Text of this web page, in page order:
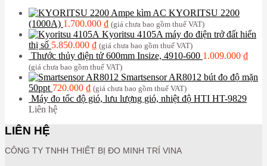
Ampe kìm AC KYORITSU 2200
(1000A) 1.700.000 ₫ (giá chưa bao gồm thuế VAT)
Kyoritsu 4105A máy đo điện trở đất hiển
thị số 5.850.000 ₫ (giá chưa bao gồm thuế VAT)
Thước thủy điện tử 600mm Insize, 4910-600 1.009.000 ₫
(giá chưa bao gồm thuế VAT)
Smartsensor AR8012 bút đo độ mặn
50ppt 720.000 ₫ (giá chưa bao gồm thuế VAT)
Máy đo tốc độ gió, lưu lượng gió, nhiệt độ HTI HT-9829
Liên hệ
LIÊN HỆ
CÔNG TY TNHH THIẾT BỊ ĐO MINH TRÍ VINA